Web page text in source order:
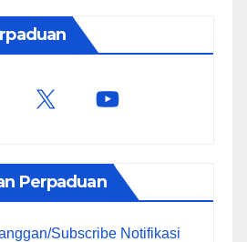
Perpaduan
Subscribe Notifikasi